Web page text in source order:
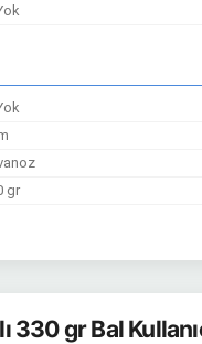
gr
330 gr Bal